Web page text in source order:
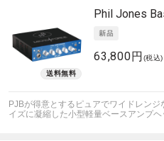
Phil Jones
63,800円 (税込)
PJBが得意とするピュアでワイドレン
イズに凝縮した小型軽量ベースアンプヘ